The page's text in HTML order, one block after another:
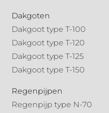
Dakgoten
Dakgoot type T-100
Dakgoot type T-120
Dakgoot type T-125
Dakgoot type T-150
Regenpijpen
Regenpijp type N-70